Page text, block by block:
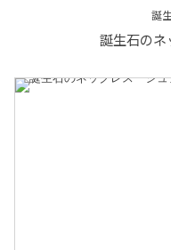
誕
誕生石のネ